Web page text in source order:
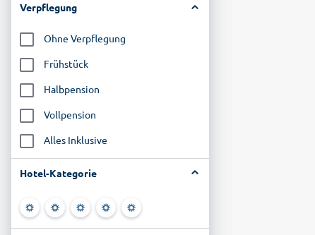
Verpflegung
Ohne Verpflegung
Frühstück
Halbpension
Vollpension
Alles Inklusive
Hotel-Kategorie